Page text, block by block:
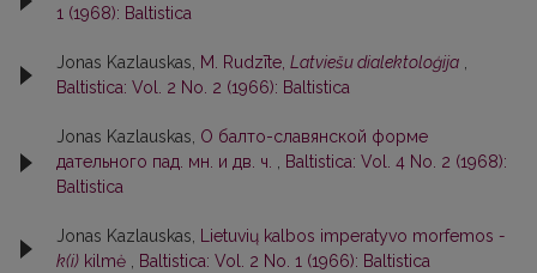
1 (1968): Baltistica
Jonas Kazlauskas, M. Rudzīte, Latviešu dialektoloģija ,
Baltistica: Vol. 2 No. 2 (1966): Baltistica
Jonas Kazlauskas, О балто-славянской форме
дательного пад. мн. и дв. ч. , Baltistica: Vol. 4 No. 2 (1968):
Baltistica
Jonas Kazlauskas, Lietuvių kalbos imperatyvo morfemos -
k(i) kilmė , Baltistica: Vol. 2 No. 1 (1966): Baltistica